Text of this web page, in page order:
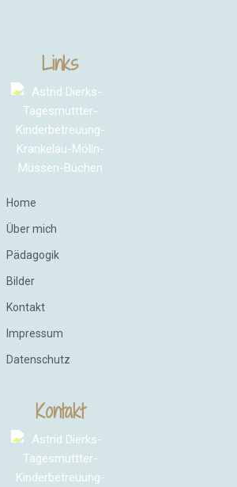
Links
Home
Über mich
Pädagogik
Bilder
Kontakt
Impressum
Datenschutz
Kontakt